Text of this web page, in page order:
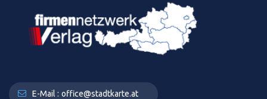
E-Mail : office@stadtkarte.at